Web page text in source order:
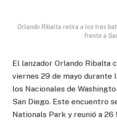
Orlando Ribalta retira a los tres
frente a
El lanzador Orlando Ribalta
viernes 29 de mayo durante
los Nacionales de
San Diego. Este encuentro
Nationals Park y reunió a 26